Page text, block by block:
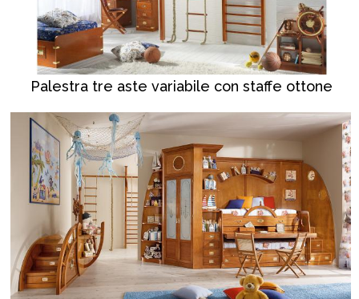
Palestra tre aste variabile con staffe ottone